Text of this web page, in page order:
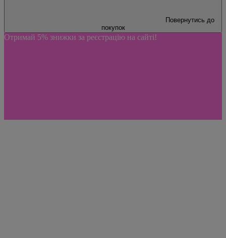
Повернутись до
покупок
Отримай 5% знижки за реєстрацію на сайті!